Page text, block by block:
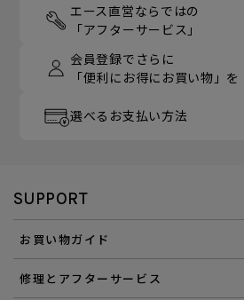
エース直営ならではの
「アフターサービス」
会員登録でさらに
「便利にお得にお買い物」を
選べるお支払い方法
SUPPORT
お買い物ガイド
修理とアフターサービス